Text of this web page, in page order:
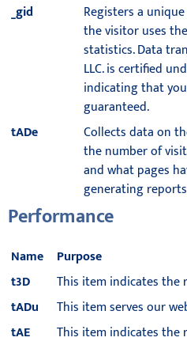
Performance
_gid
Registers a
the visitor uses
statistics. Data
LLC. is certified
indicating that
guaranteed.
tADe
Collects data on
the number of
and what pages
generating
Name
Purpose
t3D
This item indicates the
tADu
This item serves our
tAE
This item indicates the